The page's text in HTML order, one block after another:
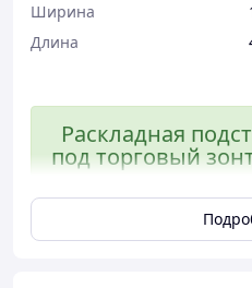
Ширина
Длина
Раскладная
под торговый
цвета
гарантирует,
надежно